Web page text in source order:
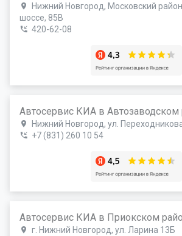
Нижний Новгород, Московский
шоссе, 85В
420-62-08
Автосервис КИА в Автозаводском
Нижний Новгород, ул.
+7 (831) 260 10 54
Автосервис КИА в Приокском
г. Нижний Новгород, ул. Ларина 13Б